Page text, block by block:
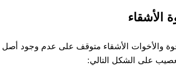
الأشقاء
والأخوات الأشقاء متوقف على عدم وجود
على الشكل التالي: